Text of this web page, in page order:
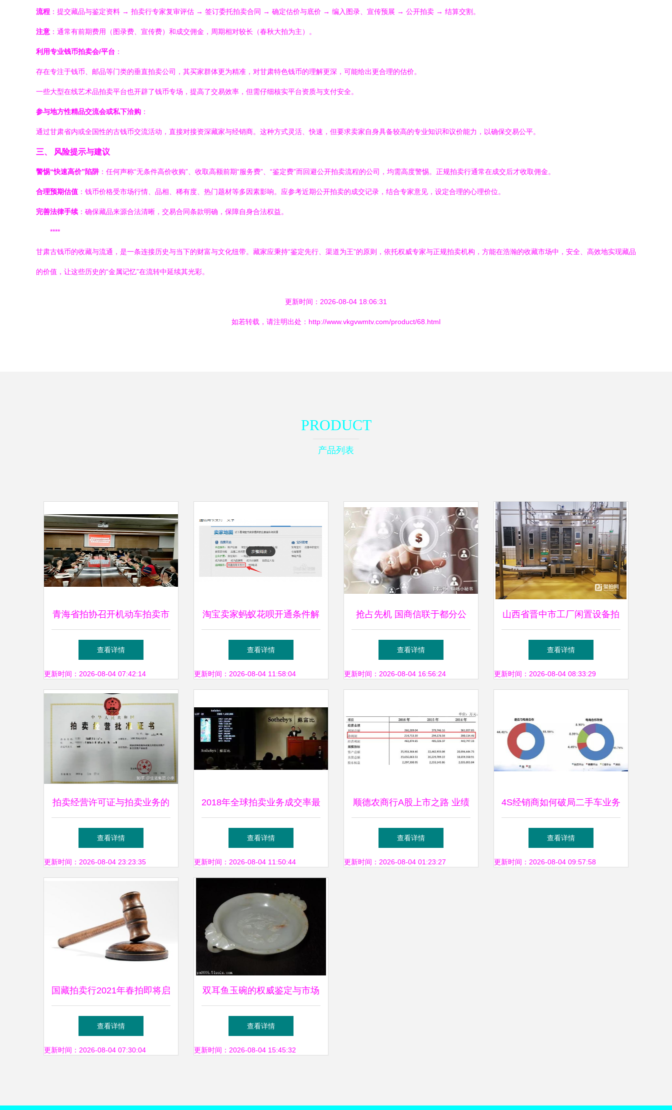
流程 ：提交藏品与鉴定资料 → 拍卖行专家复审评估 → 签订委托拍卖合同 → 确定估价与底价 → 编入图录、宣传预展 → 公开拍卖 → 结算交割。
注意 ：通常有前期费用（图录费、宣传费）和成交佣金，周期相对较长（春秋大拍为主）。
利用专业钱币拍卖会/平台 ：
存在专注于钱币、邮品等门类的垂直拍卖公司，其买家群体更为精准，对甘肃特色钱币的理解更深，可能给出更合理的估价。
一些大型在线艺术品拍卖平台也开辟了钱币专场，提高了交易效率，但需仔细核实平台资质与支付安全。
参与地方性精品交流会或私下洽购 ：
通过甘肃省内或全国性的古钱币交流活动，直接对接资深藏家与经销商。这种方式灵活、快速，但要求卖家自身具备较高的专业知识和议价能力，以确保交易公平。
三、 风险提示与建议
警惕“快速高价”陷阱：任何声称“无条件高价收购”、收取高额前期“服务费”、“鉴定费”而回避公开拍卖流程的公司，均需高度警惕。正规拍卖行通常在成交后才收取佣金。
合理预期估值 ：钱币价格受市场行情、品相、稀有度、热门题材等多因素影响。应参考近期公开拍卖的成交记录，结合专家意见，设定合理的心理价位。
完善法律手续：确保藏品来源合法清晰，交易合同条款明确，保障自身合法权益。
****
甘肃古钱币的收藏与流通，是一条连接历史与当下的财富与文化纽带。藏家应秉持“鉴定先行、渠道为王”的原则，依托权威专家与正规拍卖机构，方能在浩瀚的收藏市场中，安全、高效地实现藏品
的价值，让这些历史的“金属记忆”在流转中延续其光彩。
更新时间：2026-08-04 18:06:31
如若转载，请注明出处：http://www.vkgvwmtv.com/product/68.html
PRODUCT
产品列表
青海省拍协召开机动车拍卖市
场现状及发展趋势宣讲座谈会
助力行业转型升级
查看详情
更新时间：2026-08-04 07:42:14
淘宝卖家蚂蚁花呗开通条件解
析及拍卖业务的应用
查看详情
更新时间：2026-08-04 11:58:04
抢占先机 国商信联于都分公
司如何将客户发展做在拍卖业
务前面
查看详情
更新时间：2026-08-04 16:56:24
山西省晋中市工厂闲置设备拍
卖成交 56.4万元落槌，资产盘
活再添案例
查看详情
更新时间：2026-08-04 08:33:29
拍卖经营许可证与拍卖业务的
全面解析
查看详情
更新时间：2026-08-04 23:23:35
2018年全球拍卖业务成交率最
高的十大拍卖公司排名
查看详情
更新时间：2026-08-04 11:50:44
顺德农商行A股上市之路 业绩
与股权变动的双重挑战
查看详情
更新时间：2026-08-04 01:23:27
4S经销商如何破局二手车业务
借鉴百强集团经验，深挖拍卖
业务潜力
查看详情
更新时间：2026-08-04 09:57:58
国藏拍卖行2021年春拍即将启
幕 聚焦珍品，引领拍卖业务
新浪潮
查看详情
更新时间：2026-08-04 07:30:04
双耳鱼玉碗的权威鉴定与市场
动态 拍卖业务全解析
查看详情
更新时间：2026-08-04 15:45:32